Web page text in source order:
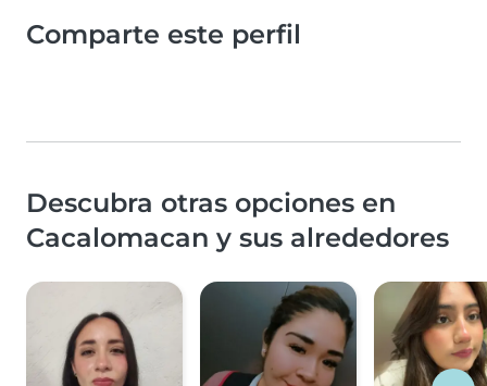
Comparte este perfil
Descubra otras opciones en
Cacalomacan y sus alrededores